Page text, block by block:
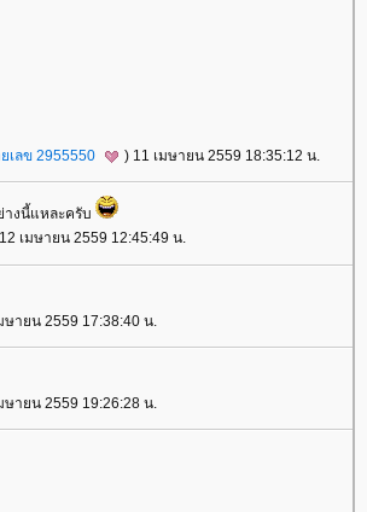
เลข 2955550 ) 11 เมษายน 2559 18:35:12 น.
างนี้แหละครับ
12 เมษายน 2559 12:45:49 น.
ษายน 2559 17:38:40 น.
ษายน 2559 19:26:28 น.